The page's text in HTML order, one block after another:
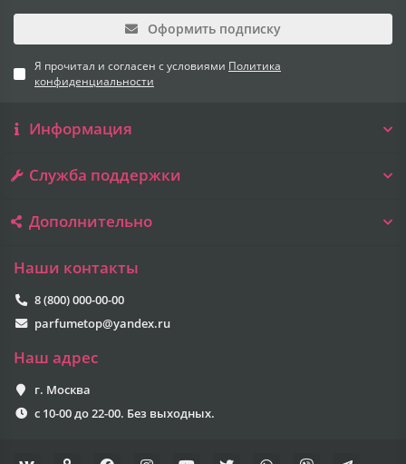
Оформить подписку
Я прочитал и согласен с условиями Политика
конфиденциальности
Информация
Служба поддержки
Дополнительно
Наши контакты
8 (800) 000-00-00
parfumetop@yandex.ru
Наш адрес
г. Москва
с 10-00 до 22-00. Без выходных.